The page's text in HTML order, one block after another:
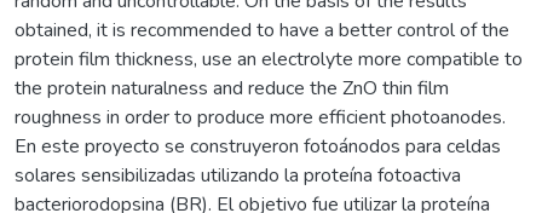
obtained, it is recommended to have a better control of the
protein film thickness, use an electrolyte more compatible to
the protein naturalness and reduce the ZnO thin film
roughness in order to produce more efficient photoanodes.
En este proyecto se construyeron fotoánodos para celdas
solares sensibilizadas utilizando la proteína fotoactiva
bacteriorodopsina (BR). El objetivo fue utilizar la proteína